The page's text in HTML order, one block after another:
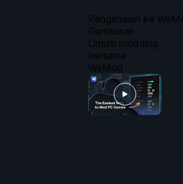
Pengenalan ke
Gambaran
Umum modding
bersama
WeMod